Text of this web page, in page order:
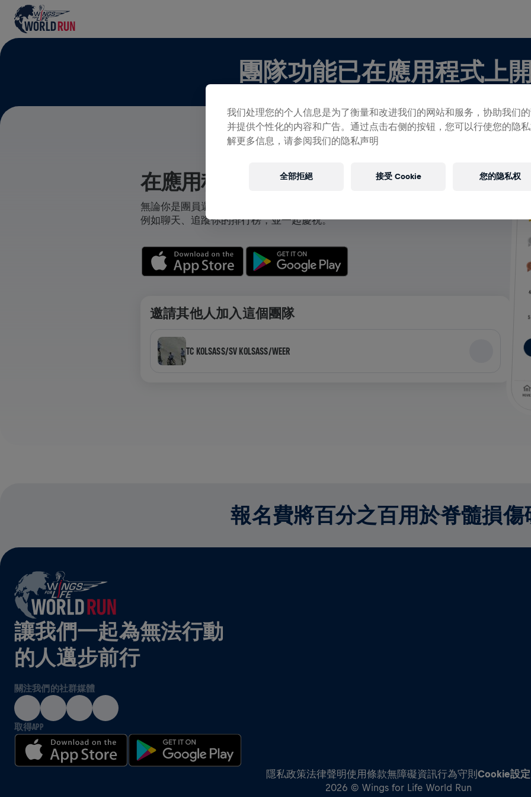
團隊功能已在應用程式上
在應用程式中查看團隊
無論你是團員還是自己創立團隊，都可以在應用程式中探索有關團隊的所有事物，
例如聊天、追蹤你的排行榜，並一起慶祝。
邀請其他人加入這個團隊
TC KOLSASS/SV KOLSASS/WEER
報名費將百分之百用於脊髓損傷
讓我們一起為無法行動
的人邁步前行
關注我們的社群媒體
取得APP
隱私政策法律聲明使用條款無障礙資訊行為守則 Cookie設定
2026 © Wings for Life World Run
我们处理您的个人信息是为了衡量和改进我们的网站和服务，协助我们
并提供个性化的内容和广告。通过点击右侧的按钮，您可以行使您的隐
解更多信息，请参阅我们的隐私声明
您的隐私权
全部拒絕 接受 Cookie